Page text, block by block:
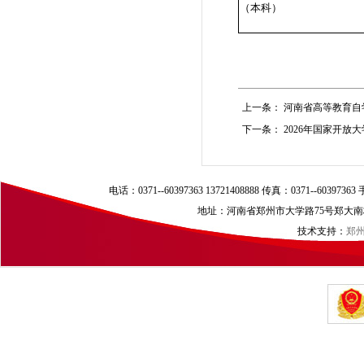
（本科）
上一条： 河南省高等教育
下一条： 2026年国家开放
电话：0371--60397363 13721408888 传真：0371--
地址：河南省郑州市大学路75号郑大
技术支持： 郑